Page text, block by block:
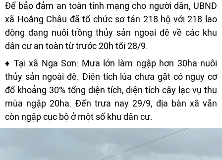
Để bảo đảm an toàn tính mạng cho người dân, UBND
xã Hoằng Châu đã tổ chức sơ tán 218 hộ với 218 lao
động đang nuôi trồng thủy sản ngoại đê về các khu
dân cư an toàn từ trước 20h tối 28/9.
♦ Tại xã Nga Sơn: Mưa lớn làm ngập hơn 30ha nuôi
thủy sản ngoài đê. Diện tích lúa chưa gặt có nguy cơ
đổ khoảng 30% tổng diện tích, diện tích cây lạc vụ thu
mùa ngập 20ha. Đến trưa nay 29/9, địa bàn xã vẫn
còn ngập cục bộ ở một số khu dân cư.